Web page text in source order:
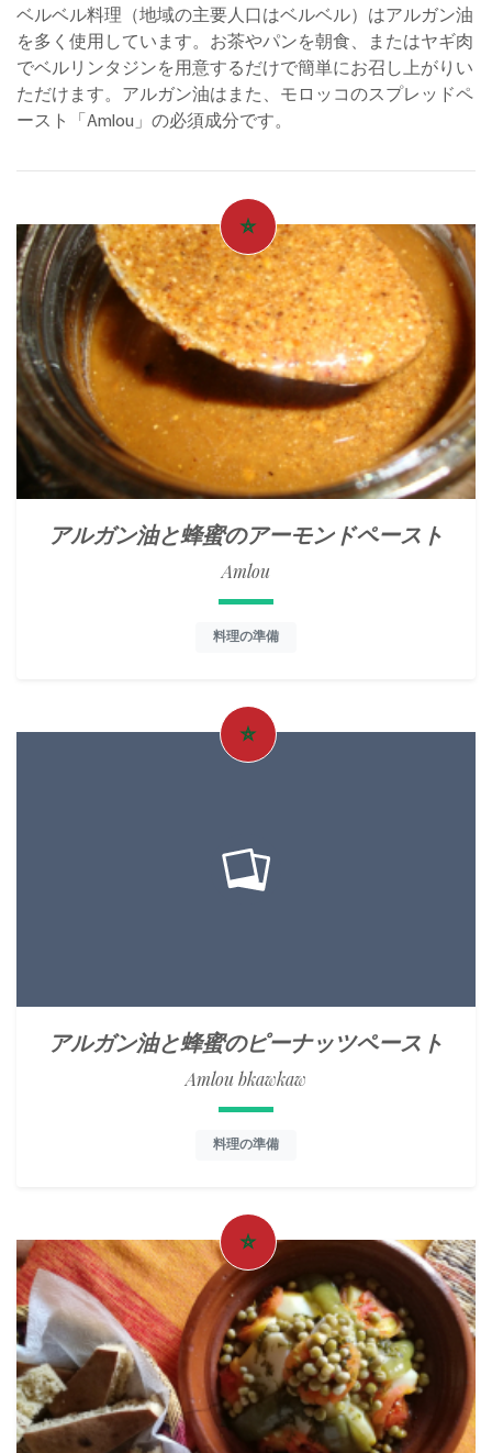
ベルベル料理（地域の主要人口はベルベル）はアルガン油
を多く使用しています。お茶やパンを朝食、またはヤギ肉
でベルリンタジンを用意するだけで簡単にお召し上がりい
ただけます。アルガン油はまた、モロッコのスプレッドペ
ースト「Amlou」の必須成分です。
アルガン油と蜂蜜のアーモンドペースト
Amlou
料理の準備
アルガン油と蜂蜜のピーナッツペースト
Amlou bkawkaw
料理の準備